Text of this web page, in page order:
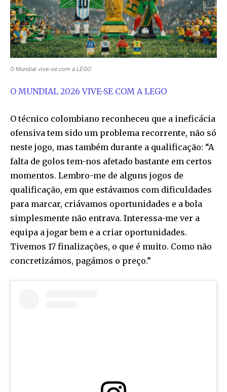
O Mundial vive-se com a LEGO
O MUNDIAL 2026 VIVE-SE COM A LEGO
O técnico colombiano reconheceu que a ineficácia
ofensiva tem sido um problema recorrente, não só
neste jogo, mas também durante a qualificação: “A
falta de golos tem-nos afetado bastante em certos
momentos. Lembro-me de alguns jogos de
qualificação, em que estávamos com dificuldades
para marcar, criávamos oportunidades e a bola
simplesmente não entrava. Interessa-me ver a
equipa a jogar bem e a criar oportunidades.
Tivemos 17 finalizações, o que é muito. Como não
concretizámos, pagámos o preço.”